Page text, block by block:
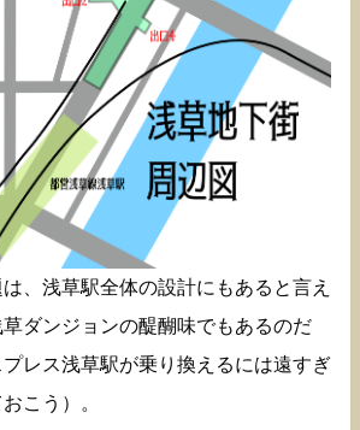
、浅草駅全体の設計にもあると言え
ダンジョンの醍醐味でもあるのだ
レス浅草駅が乗り換えるには遠すぎ
こう）。